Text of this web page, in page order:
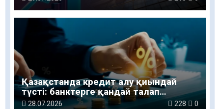
Қазақстанда кредит алу қиындай
түсті: банктерге қандай талап
қойылады
28.07.2026 228 0